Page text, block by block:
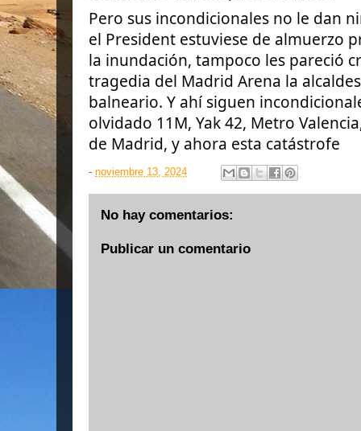
Pero sus incondicionales no le dan
el President estuviese de almuerzo
la inundación, tampoco les pareció
tragedia del Madrid Arena la
balneario. Y ahí siguen
olvidado 11M, Yak 42, Metro
de Madrid, y ahora esta catástrofe
- noviembre 13, 2024
No hay comentarios:
Publicar un comentario